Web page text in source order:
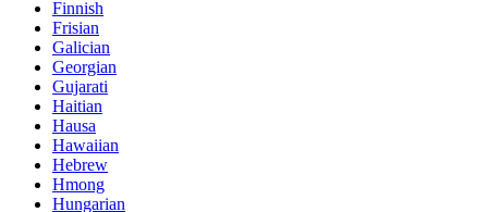
Finnish
Frisian
Galician
Georgian
Gujarati
Haitian
Hausa
Hawaiian
Hebrew
Hmong
Hungarian